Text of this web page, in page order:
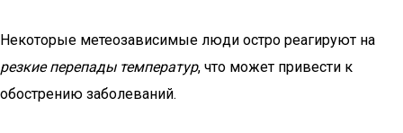
Некоторые метеозависимые люди остро реагируют на
резкие перепады температур, что может привести к
обострению заболеваний.